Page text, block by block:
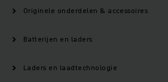
Originele onderdelen & accessoires
Batterijen en laders
Laders en laadtechnologie